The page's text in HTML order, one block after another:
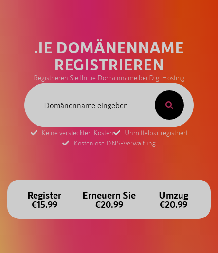
.IE DOMÄNENNAME
REGISTRIEREN
Registrieren Sie Ihr .ie Domainname bei Digi Hosting
Keine versteckten Kosten
Unmittelbar registriert
Kostenlose DNS-Verwaltung
Register
€15.99
Erneuern Sie
€20.99
Umzug
€20.99